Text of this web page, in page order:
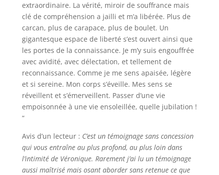
extraordinaire. La vérité, miroir de souffrance mais
clé de compréhension a jailli et m’a libérée. Plus de
carcan, plus de carapace, plus de boulet. Un
gigantesque espace de liberté s’est ouvert ainsi que
les portes de la connaissance. Je m’y suis engouffrée
avec avidité, avec délectation, et tellement de
reconnaissance. Comme je me sens apaisée, légère
et si sereine. Mon corps s’éveille. Mes sens se
réveillent et s’émerveillent. Passer d’une vie
empoisonnée à une vie ensoleillée, quelle jubilation !
“
Avis d’un lecteur : C’est un témoignage sans concession
qui vous entraîne au plus profond, au plus loin dans
l’intimité de Véronique. Rarement j’ai lu un témoignage
aussi maîtrisé mais osant aborder sans retenue ce que